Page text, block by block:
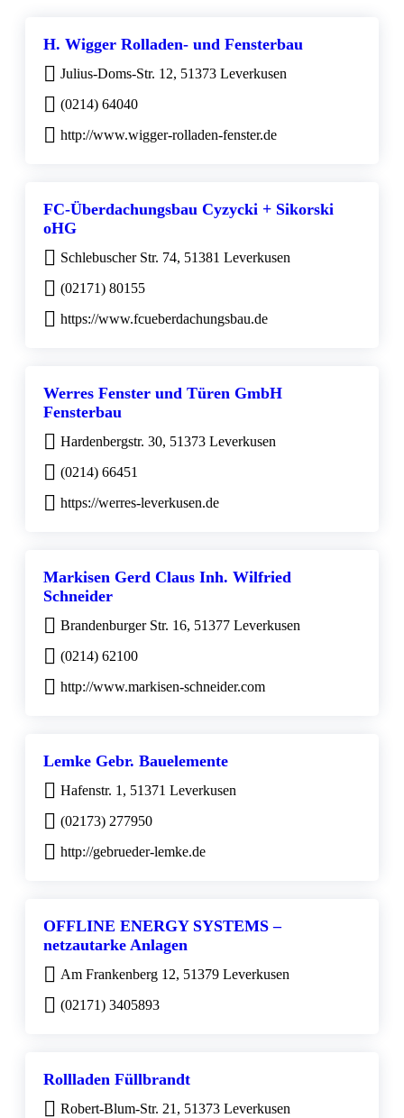
H. Wigger Rolladen- und Fensterbau
Julius-Doms-Str. 12, 51373 Leverkusen
(0214) 64040
http://www.wigger-rolladen-fenster.de
FC-Überdachungsbau Cyzycki + Sikorski
oHG
Schlebuscher Str. 74, 51381 Leverkusen
(02171) 80155
https://www.fcueberdachungsbau.de
Werres Fenster und Türen GmbH
Fensterbau
Hardenbergstr. 30, 51373 Leverkusen
(0214) 66451
https://werres-leverkusen.de
Markisen Gerd Claus Inh. Wilfried
Schneider
Brandenburger Str. 16, 51377 Leverkusen
(0214) 62100
http://www.markisen-schneider.com
Lemke Gebr. Bauelemente
Hafenstr. 1, 51371 Leverkusen
(02173) 277950
http://gebrueder-lemke.de
OFFLINE ENERGY SYSTEMS –
netzautarke Anlagen
Am Frankenberg 12, 51379 Leverkusen
(02171) 3405893
Rollladen Füllbrandt
Robert-Blum-Str. 21, 51373 Leverkusen